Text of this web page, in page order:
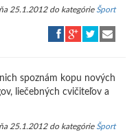
25.1.2012 do kategórie Šport
spoznám kopu nových
liečebných cvičiteľov a
25.1.2012 do kategórie Šport